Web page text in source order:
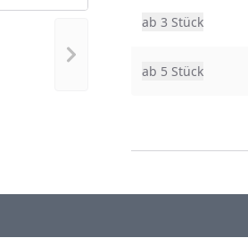
Nächstes Bild anzeigen
ab 3 Stück
ab 5 Stück